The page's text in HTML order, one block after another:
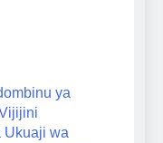
ya
Ukuaji wa